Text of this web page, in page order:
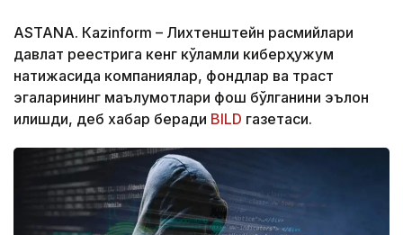
ASTANА. Кazinform – Лихтенштейн расмийлари
давлат реестрига кенг кўламли киберҳужум
натижасида компаниялар, фондлар ва траст
эгаларининг маълумотлари фош бўлганини эълон
қилишди, деб хабар беради BILD газетаси.